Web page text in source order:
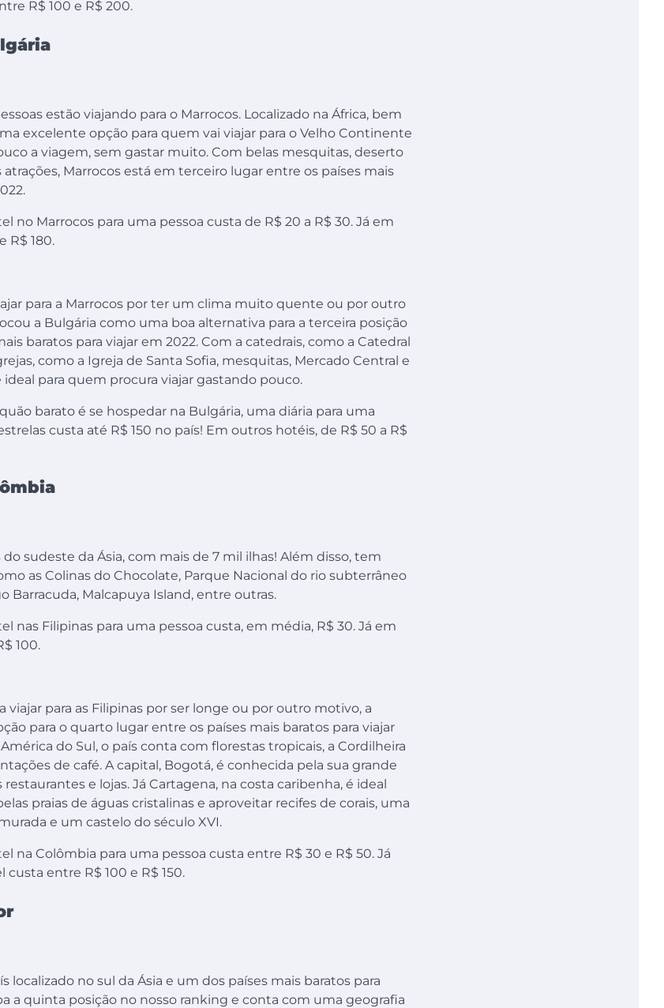
R$ 100 e R$ 200.
estão viajando para o Marrocos. Localizado na África, bem
excelente opção para quem vai viajar para o Velho Continente
a viagem, sem gastar muito. Com belas mesquitas, deserto
atrações, Marrocos está em terceiro lugar entre os países mais
no Marrocos para uma pessoa custa de R$ 20 a R$ 30. Já em
R$ 180.
para a Marrocos por ter um clima muito quente ou por outro
a Bulgária como uma boa alternativa para a terceira posição
baratos para viajar em 2022. Com a catedrais, como a Catedral
como a Igreja de Santa Sofia, mesquitas, Mercado Central e
ideal para quem procura viajar gastando pouco.
barato é se hospedar na Bulgária, uma diária para uma
custa até R$ 150 no país! Em outros hotéis, de R$ 50 a R$
sudeste da Ásia, com mais de 7 mil ilhas! Além disso, tem
as Colinas do Chocolate, Parque Nacional do rio subterrâneo
Barracuda, Malcapuya Island, entre outras.
nas Filipinas para uma pessoa custa, em média, R$ 30. Já em
100.
viajar para as Filipinas por ser longe ou por outro motivo, a
para o quarto lugar entre os países mais baratos para viajar
do Sul, o país conta com florestas tropicais, a Cordilheira
de café. A capital, Bogotá, é conhecida pela sua grande
e lojas. Já Cartagena, na costa caribenha, é ideal
praias de águas cristalinas e aproveitar recifes de corais, uma
e um castelo do século XVI.
na Colômbia para uma pessoa custa entre R$ 30 e R$ 50. Já
entre R$ 100 e R$ 150.
localizado no sul da Ásia e um dos países mais baratos para
a quinta posição no nosso ranking e conta com uma geografia